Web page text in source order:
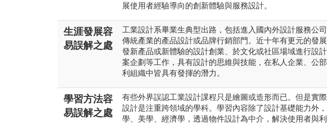
展使用者經驗導向的創新體驗與服務設計。
生涯發展容
易誤解之處
工業設計系畢業生典型出路，包括進入國內外設計服務公
傳統產業的產品設計或品牌行銷部門。近十年有更元的發
發新產品或新體驗的設計創業、於文化或社區場域進行設
案企劃等工作，具有設計的思維與技能，在私人企業、公
利組織中皆具有發揮的潛力。
學習方法容
易誤解之處
有些外界誤認工業設計課程只是繪圖或造形而已。但是實
設計是注重跨領域的學科。學習內容除了設計基礎能力外
學、美學、經濟學，透過物件設計為中介，解決使用者與